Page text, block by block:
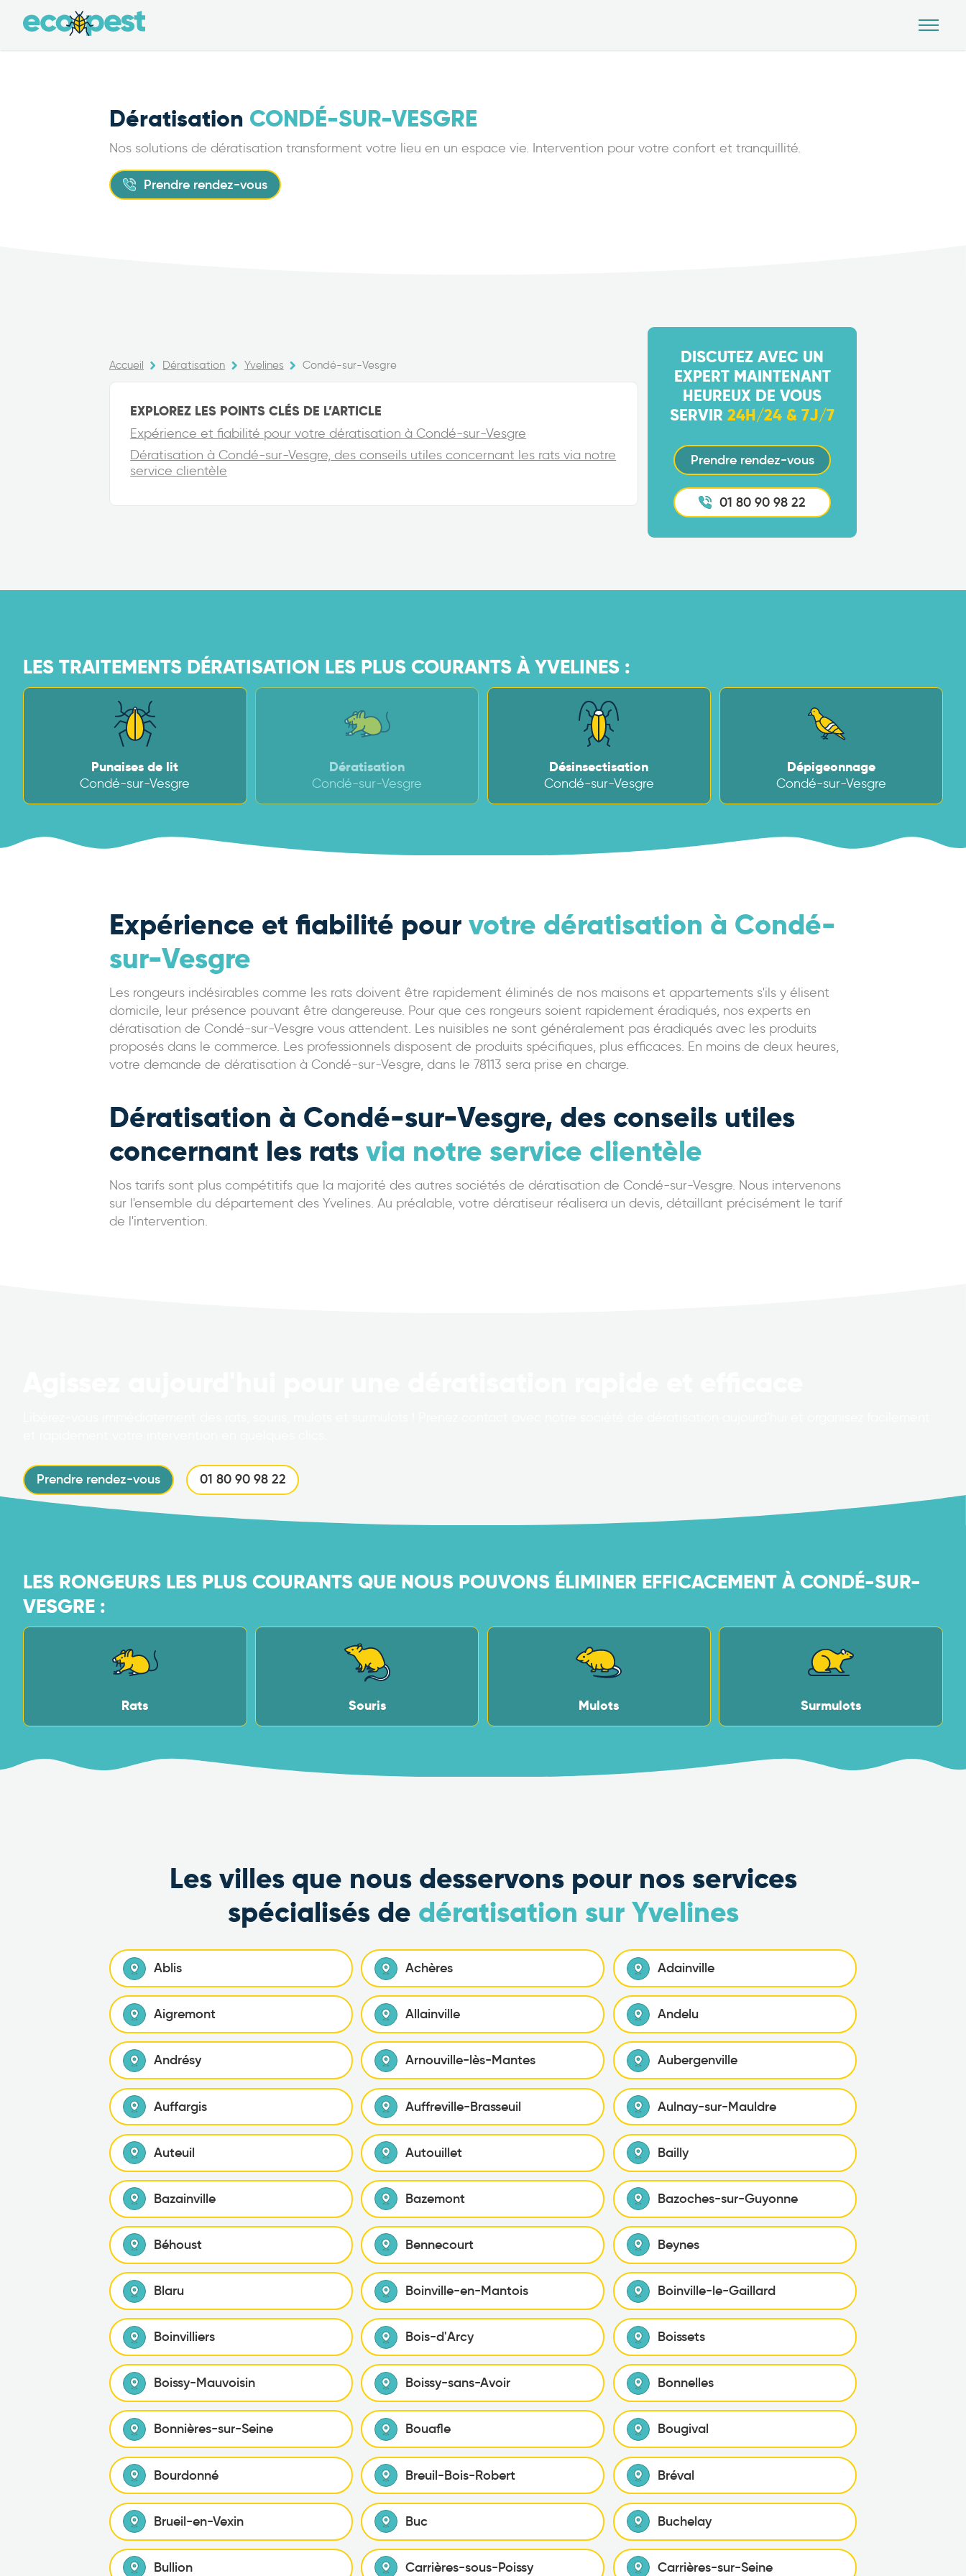
Dératisation CONDÉ-SUR-VESGRE
Nos solutions de dératisation transforment votre lieu en un espace vie. Intervention pour votre confort et tranquillité.
Prendre rendez-vous
Accueil Dératisation Yvelines Condé-sur-Vesgre
EXPLOREZ LES POINTS CLÉS DE L’ARTICLE
Expérience et fiabilité pour votre dératisation à Condé-sur-Vesgre
Dératisation à Condé-sur-Vesgre, des conseils utiles concernant les rats via notre
service clientèle
DISCUTEZ AVEC UN
EXPERT MAINTENANT
HEUREUX DE VOUS
SERVIR24H/24 & 7J/7
Prendre rendez-vous
01 80 90 98 22
LES TRAITEMENTS DÉRATISATION LES PLUS COURANTS À YVELINES :
Punaises de lit
Condé-sur-Vesgre
Dératisation
Condé-sur-Vesgre
Désinsectisation
Condé-sur-Vesgre
Dépigeonnage
Condé-sur-Vesgre
Expérience et fiabilité pour votre dératisation à Condé-
sur-Vesgre
Les rongeurs indésirables comme les rats doivent être rapidement éliminés de nos maisons et appartements s'ils y élisent
domicile, leur présence pouvant être dangereuse. Pour que ces rongeurs soient rapidement éradiqués, nos experts en
dératisation de Condé-sur-Vesgre vous attendent. Les nuisibles ne sont généralement pas éradiqués avec les produits
proposés dans le commerce. Les professionnels disposent de produits spécifiques, plus efficaces. En moins de deux heures,
votre demande de dératisation à Condé-sur-Vesgre, dans le 78113 sera prise en charge.
Dératisation à Condé-sur-Vesgre, des conseils utiles
concernant les rats via notre service clientèle
Nos tarifs sont plus compétitifs que la majorité des autres sociétés de dératisation de Condé-sur-Vesgre. Nous intervenons
sur l'ensemble du département des Yvelines. Au préalable, votre dératiseur réalisera un devis, détaillant précisément le tarif
de l'intervention.
Prendre rendez-vous 01 80 90 98 22
LES RONGEURS LES PLUS COURANTS QUE NOUS POUVONS ÉLIMINER EFFICACEMENT À CONDÉ-SUR-
VESGRE :
Rats Souris Mulots Surmulots
Les villes que nous desservons pour nos services
spécialisés de dératisation sur Yvelines
Ablis Achères Adainville
Aigremont Allainville Andelu
Andrésy Arnouville-lès-Mantes Aubergenville
Auffargis Auffreville-Brasseuil Aulnay-sur-Mauldre
Auteuil Autouillet Bailly
Bazainville Bazemont Bazoches-sur-Guyonne
Béhoust Bennecourt Beynes
Blaru Boinville-en-Mantois Boinville-le-Gaillard
Boinvilliers Bois-d'Arcy Boissets
Boissy-Mauvoisin Boissy-sans-Avoir Bonnelles
Bonnières-sur-Seine Bouafle Bougival
Bourdonné Breuil-Bois-Robert Bréval
Brueil-en-Vexin Buc Buchelay
Bullion Carrières-sous-Poissy Carrières-sur-Seine